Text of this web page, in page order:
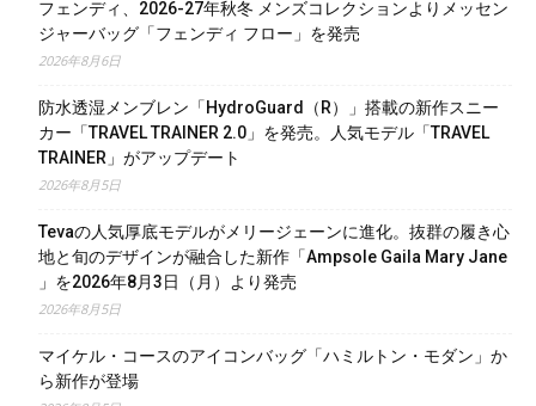
フェンディ、2026-27年秋冬 メンズコレクションよりメッセン
ジャーバッグ「フェンディ フロー」を発売
2026年8月6日
防水透湿メンブレン「HydroGuard（R）」搭載の新作スニー
カー「TRAVEL TRAINER 2.0」を発売。人気モデル「TRAVEL
TRAINER」がアップデート
2026年8月5日
Tevaの人気厚底モデルがメリージェーンに進化。抜群の履き心
地と旬のデザインが融合した新作「Ampsole Gaila Mary Jane
」を2026年8月3日（月）より発売
2026年8月5日
マイケル・コースのアイコンバッグ「ハミルトン・モダン」か
ら新作が登場